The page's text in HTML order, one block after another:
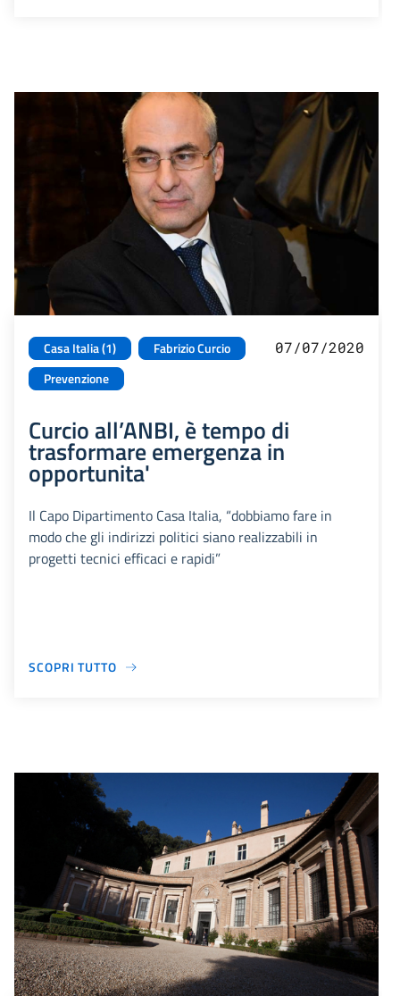
Casa Italia (1)
Fabrizio Curcio
Prevenzione
07/07/2020
Curcio all’ANBI, è tempo di
trasformare emergenza in
opportunita'
Il Capo Dipartimento Casa Italia, “dobbiamo fare in
modo che gli indirizzi politici siano realizzabili in
progetti tecnici efficaci e rapidi”
SCOPRI TUTTO